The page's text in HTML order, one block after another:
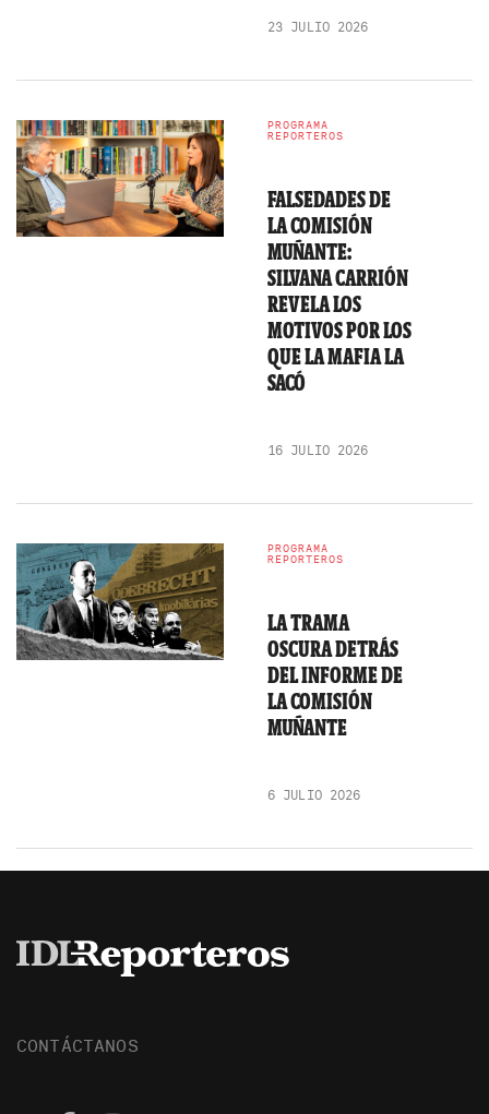
23 JULIO 2026
PROGRAMA
REPORTEROS
FALSEDADES DE
LA COMISIÓN
MUÑANTE:
SILVANA CARRIÓN
REVELA LOS
MOTIVOS POR LOS
QUE LA MAFIA LA
SACÓ
16 JULIO 2026
PROGRAMA
REPORTEROS
LA TRAMA
OSCURA DETRÁS
DEL INFORME DE
LA COMISIÓN
MUÑANTE
6 JULIO 2026
CONTÁCTANOS